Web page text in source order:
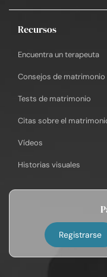
Recursos
Encuentra un terapeuta
Consejos de matrimonio
Tests de matrimonio
Citas sobre el
Vídeos
Historias visuales
Registrarse